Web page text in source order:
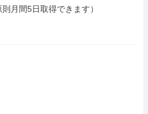
月間5日取得できます）